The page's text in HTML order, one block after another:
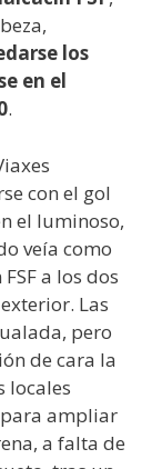
los
en el
.
con el gol
el luminoso,
veía como
a los dos
Las
pero
de cara la
locales
ampliar
a falta de